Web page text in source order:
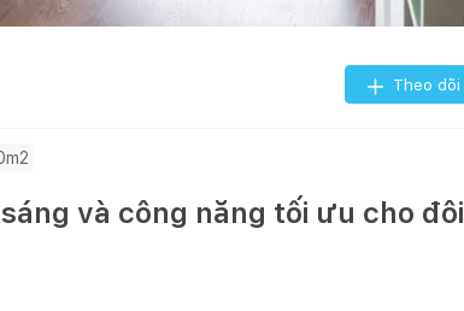
Theo dõi
và công năng tối ưu cho đôi